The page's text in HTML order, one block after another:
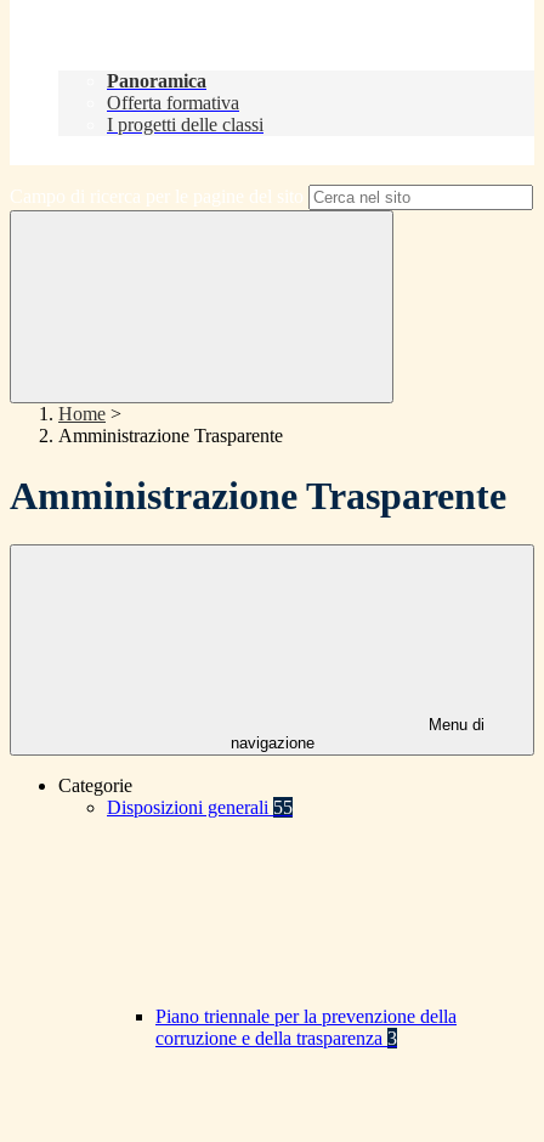
Panoramica
Offerta formativa
I progetti delle classi
Campo di ricerca per le pagine del sito
Home >
Amministrazione Trasparente
Amministrazione Trasparente
Menu di
navigazione
Categorie
Disposizioni generali 55
Piano triennale per la prevenzione della
corruzione e della trasparenza 3